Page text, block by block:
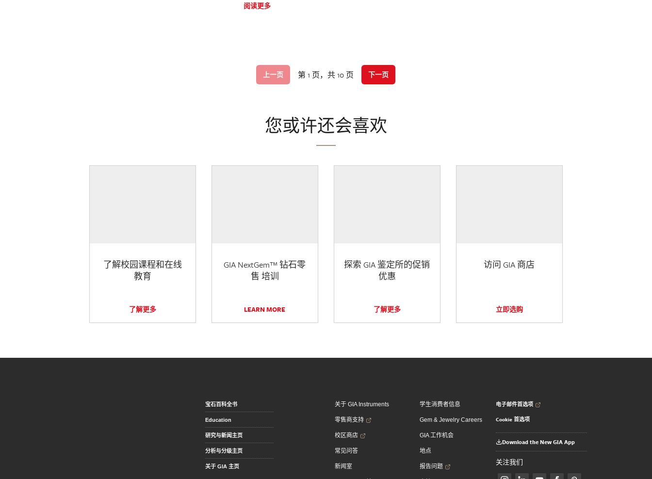
阅读更多
上一页 第 1 页，共 10 页 下一页
您或许还会喜欢
了解校园课程和在线
教育
了解更多
GIA NextGem™ 钻石零
售 培训
LEARN MORE
探索 GIA 鉴定所的促销
优惠
了解更多
访问 GIA 商店
立即选购
宝石百科全书
Education
研究与新闻主页
分析与分级主页
关于 GIA 主页
关于 GIA Instruments
零售商支持
校区商店
常见问答
新闻室
学生消费者信息
Gem & Jewelry Careers
GIA 工作机会
地点
报告问题
电子邮件首选项
Cookie 首选项
Download the New GIA App
关注我们